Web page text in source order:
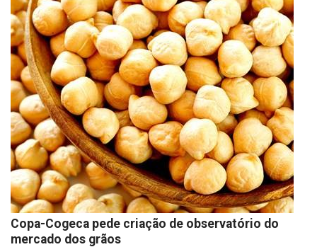
Copa-Cogeca pede criação de observatório do
mercado dos grãos